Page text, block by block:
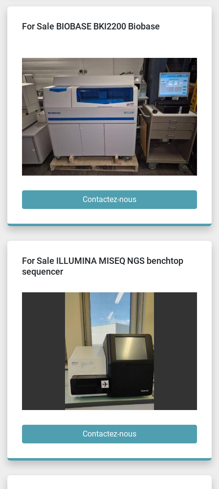
For Sale BIOBASE BKI2200 Biobase
Contactez-nous
For Sale ILLUMINA MISEQ NGS benchtop
sequencer
Contactez-nous